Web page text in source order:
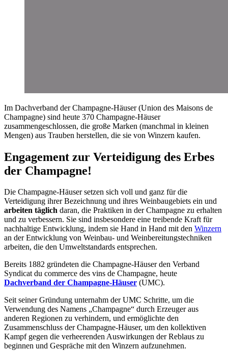
Im Dachverband der Champagne-Häuser (Union des Maisons de
Champagne) sind heute 370 Champagne-Häuser
zusammengeschlossen, die große Marken (manchmal in kleinen
Mengen) aus Trauben herstellen, die sie von Winzern kaufen.
Engagement zur Verteidigung des Erbes
der Champagne!
Die Champagne-Häuser setzen sich voll und ganz für die
Verteidigung ihrer Bezeichnung und ihres Weinbaugebiets ein und
arbeiten täglich daran, die Praktiken in der Champagne zu erhalten
und zu verbessern. Sie sind insbesondere eine treibende Kraft für
nachhaltige Entwicklung, indem sie Hand in Hand mit den Winzern
an der Entwicklung von Weinbau- und Weinbereitungstechniken
arbeiten, die den Umweltstandards entsprechen.
Bereits 1882 gründeten die Champagne-Häuser den Verband
Syndicat du commerce des vins de Champagne, heute
Dachverband der Champagne-Häuser (UMC).
Seit seiner Gründung unternahm derUMC Schritte, um die
Verwendung des Namens „Champagne“ durch Erzeuger aus
anderen Regionen zu verhindern, und ermöglichte den
Zusammenschluss der Champagne-Häuser, um den kollektiven
Kampf gegen die verheerenden Auswirkungen derReblaus zu
beginnen und Gespräche mit den Winzern aufzunehmen.